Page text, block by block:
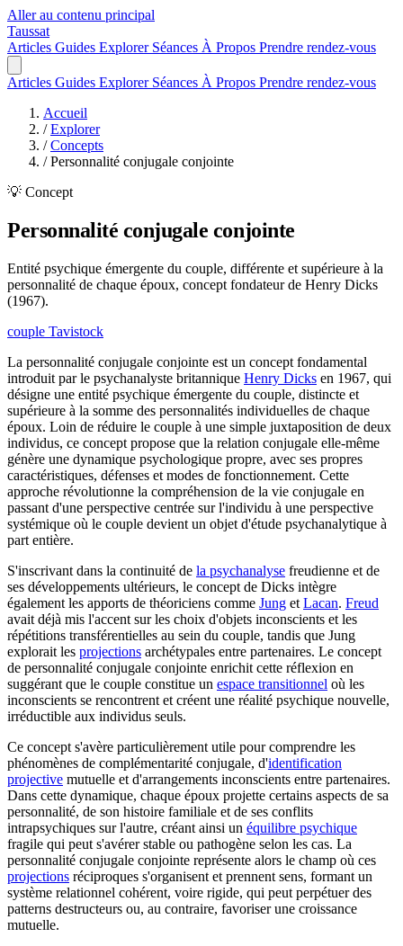
Aller au contenu principal
Taussat
Articles Guides Explorer Séances À Propos Prendre rendez-vous
Articles Guides Explorer Séances À Propos Prendre rendez-vous
Accueil
/ Explorer
/ Concepts
/ Personnalité conjugale conjointe
💡 Concept
Personnalité conjugale conjointe
Entité psychique émergente du couple, différente et supérieure à la
personnalité de chaque époux, concept fondateur de Henry Dicks
(1967).
couple Tavistock
La personnalité conjugale conjointe est un concept fondamental
introduit par le psychanalyste britannique Henry Dicks en 1967, qui
désigne une entité psychique émergente du couple, distincte et
supérieure à la somme des personnalités individuelles de chaque
époux. Loin de réduire le couple à une simple juxtaposition de deux
individus, ce concept propose que la relation conjugale elle-même
génère une dynamique psychologique propre, avec ses propres
caractéristiques, défenses et modes de fonctionnement. Cette
approche révolutionne la compréhension de la vie conjugale en
passant d'une perspective centrée sur l'individu à une perspective
systémique où le couple devient un objet d'étude psychanalytique à
part entière.
S'inscrivant dans la continuité de la psychanalyse freudienne et de
ses développements ultérieurs, le concept de Dicks intègre
également les apports de théoriciens comme Jung et Lacan. Freud
avait déjà mis l'accent sur les choix d'objets inconscients et les
répétitions transférentielles au sein du couple, tandis que Jung
explorait les projections archétypales entre partenaires. Le concept
de personnalité conjugale conjointe enrichit cette réflexion en
suggérant que le couple constitue un espace transitionnel où les
inconscients se rencontrent et créent une réalité psychique nouvelle,
irréductible aux individus seuls.
Ce concept s'avère particulièrement utile pour comprendre les
phénomènes de complémentarité conjugale, d'identification
projective mutuelle et d'arrangements inconscients entre partenaires.
Dans cette dynamique, chaque époux projette certains aspects de sa
personnalité, de son histoire familiale et de ses conflits
intrapsychiques sur l'autre, créant ainsi un équilibre psychique
fragile qui peut s'avérer stable ou pathogène selon les cas. La
personnalité conjugale conjointe représente alors le champ où ces
projections réciproques s'organisent et prennent sens, formant un
système relationnel cohérent, voire rigide, qui peut perpétuer des
patterns destructeurs ou, au contraire, favoriser une croissance
mutuelle.